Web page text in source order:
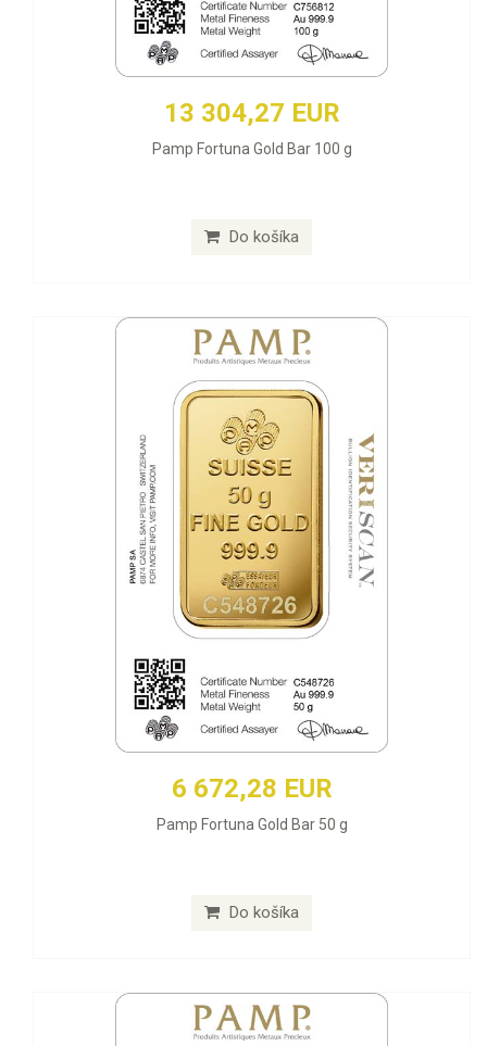
13 304,27 EUR
Pamp Fortuna Gold Bar 100 g
Do košíka
6 672,28 EUR
Pamp Fortuna Gold Bar 50 g
Do košíka